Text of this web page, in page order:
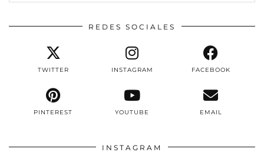
REDES SOCIALES
TWITTER INSTAGRAM FACEBOOK
PINTEREST YOUTUBE EMAIL
INSTAGRAM